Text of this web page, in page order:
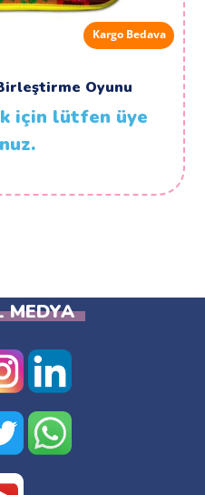
Kargo Bedava
Oyunu
için lütfen üye
MEDYA